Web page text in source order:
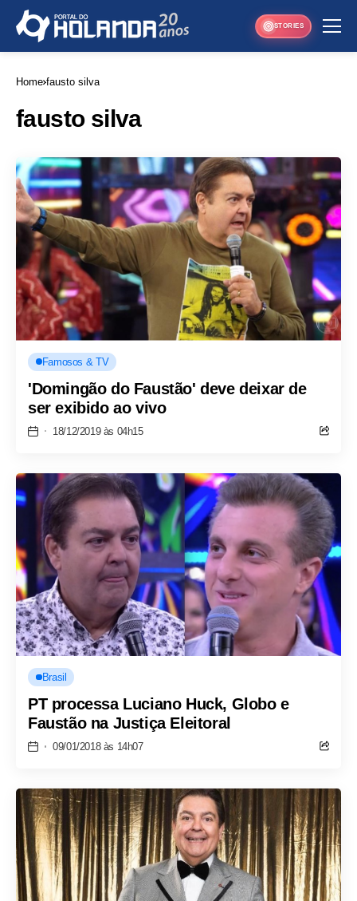
STORIES
Home fausto silva
fausto silva
Famosos & TV
'Domingão do Faustão' deve deixar de
ser exibido ao vivo
18/12/2019 às 04h15
Brasil
PT processa Luciano Huck, Globo e
Faustão na Justiça Eleitoral
09/01/2018 às 14h07